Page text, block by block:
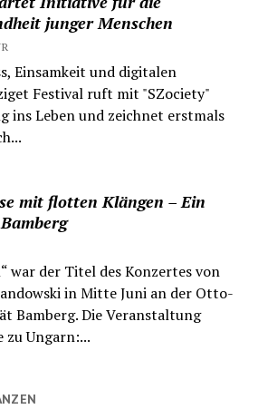
junger Menschen
Einsamkeit und digitalen
Festival ruft mit "SZociety"
ins Leben und zeichnet erstmals
mit flotten Klängen – Ein
war der Titel des Konzertes von
in Mitte Juni an der Otto-
Bamberg. Die Veranstaltung
zu Ungarn:...